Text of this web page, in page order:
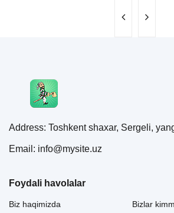
Address: Toshkent shaxar, Sergeli,
Email: info@mysite.uz
Foydali havolalar
Biz haqimizda
Bizlar